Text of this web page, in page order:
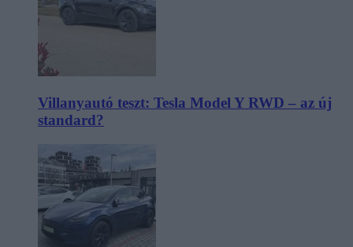
Villanyautó teszt: Tesla Model Y RWD – az új
standard?